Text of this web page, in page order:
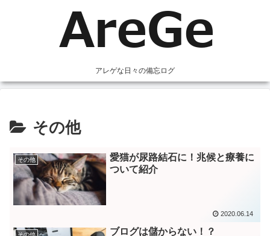
アレゲな日々の備忘ログ
その他
その他
愛猫が尿路結石に！兆候と療養に
ついて紹介
2020.06.14
その他
ブログは儲からない！？